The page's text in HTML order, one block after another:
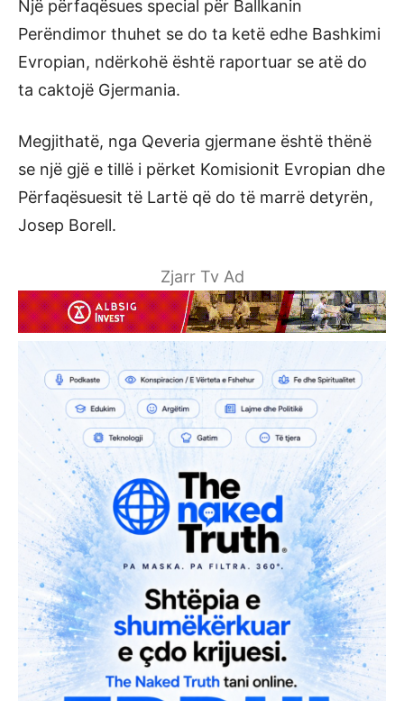
Një përfaqësues special për Ballkanin
Perëndimor thuhet se do ta ketë edhe Bashkimi
Evropian, ndërkohë është raportuar se atë do
ta caktojë Gjermania.
Megjithatë, nga Qeveria gjermane është thënë
se një gjë e tillë i përket Komisionit Evropian dhe
Përfaqësuesit të Lartë që do të marrë detyrën,
Josep Borell.
Zjarr Tv Ad